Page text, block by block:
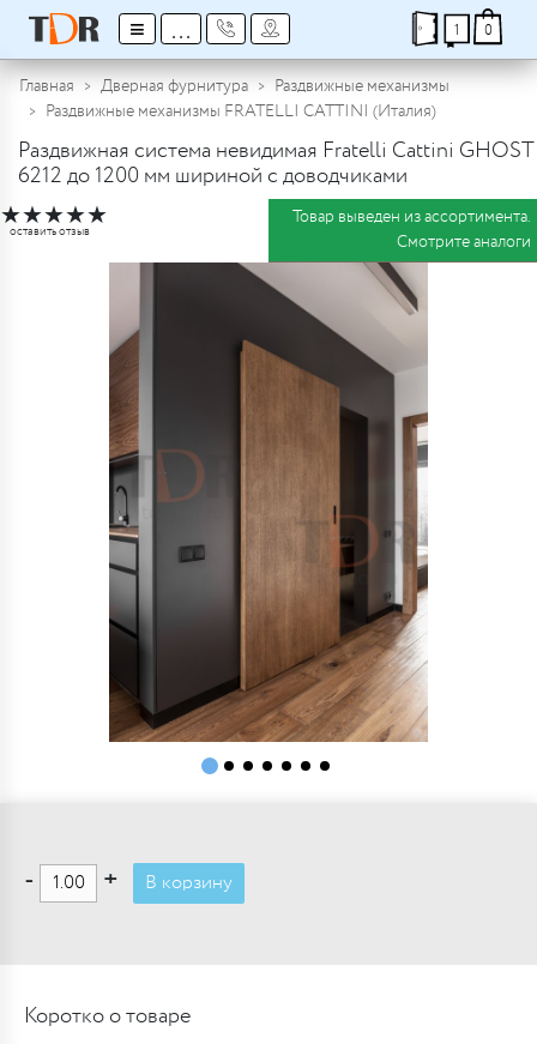
≡ ... 1 0
Главная Дверная фурнитура
Раздвижные механизмы
Раздвижные механизмы FRATELLI CATTINI (Италия)
Раздвижная система невидимая Fratelli Cattini GHOST
6212 до 1200 мм шириной с доводчиками
★★★★★
оставить отзыв
Товар выведен из ассортимента.
Смотрите аналоги
- + В корзину
Коротко о товаре